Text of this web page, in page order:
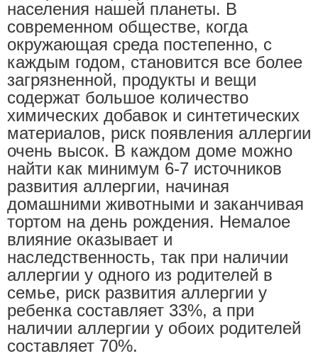
населения нашей планеты. В
современном обществе, когда
окружающая среда постепенно, с
каждым годом, становится все более
загрязненной, продукты и вещи
содержат большое количество
химических добавок и синтетических
материалов, риск появления аллергии
очень высок. В каждом доме можно
найти как минимум 6-7 источников
развития аллергии, начиная
домашними животными и заканчивая
тортом на день рождения. Немалое
влияние оказывает и
наследственность, так при наличии
аллергии у одного из родителей в
семье, риск развития аллергии у
ребенка составляет 33%, а при
наличии аллергии у обоих родителей
составляет 70%.